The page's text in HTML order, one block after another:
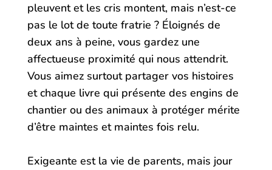
pleuvent et les cris montent, mais n’est-ce
pas le lot de toute fratrie ? Éloignés de
deux ans à peine, vous gardez une
affectueuse proximité qui nous attendrit.
Vous aimez surtout partager vos histoires
et chaque livre qui présente des engins de
chantier ou des animaux à protéger mérite
d’être maintes et maintes fois relu.
Exigeante est la vie de parents, mais jour